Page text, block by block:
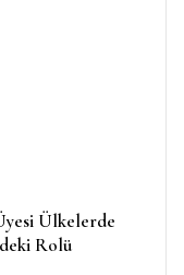
Ülkelerde
Rolü